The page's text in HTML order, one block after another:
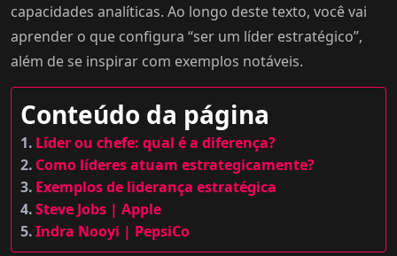
capacidades analíticas. Ao longo deste texto, você vai
aprender o que configura “ser um líder estratégico”,
além de se inspirar com exemplos notáveis.
Conteúdo da página
Líder ou chefe: qual é a diferença?
Como líderes atuam estrategicamente?
Exemplos de liderança estratégica
Steve Jobs | Apple
Indra Nooyi | PepsiCo